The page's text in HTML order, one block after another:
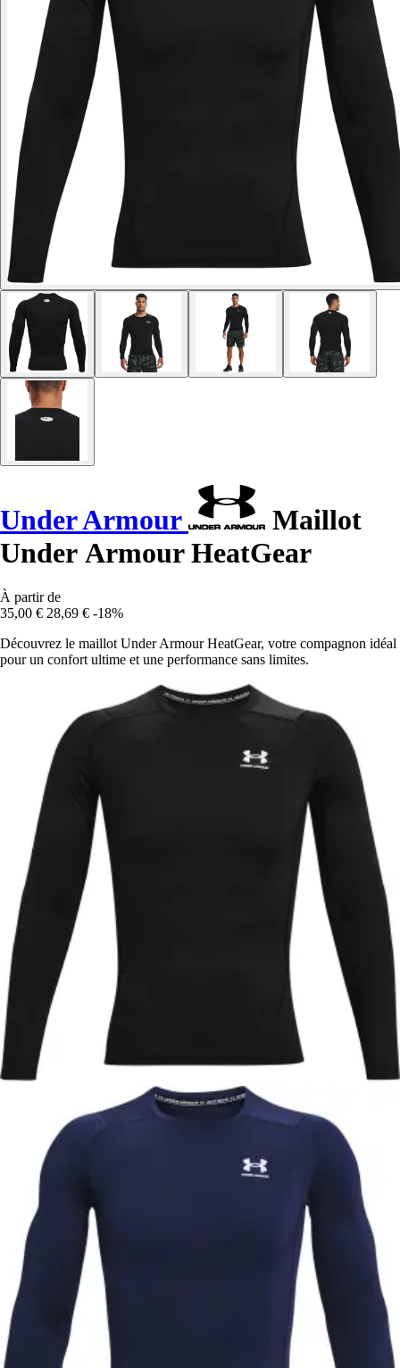
Under Armour
Maillot
Under Armour HeatGear
À partir de
35,00 € 28,69 € -18%
Découvrez le maillot Under Armour HeatGear, votre compagnon idéal
pour un confort ultime et une performance sans limites.